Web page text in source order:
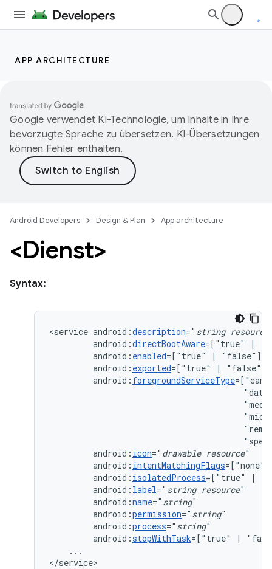
APP ARCHITECTURE
Google verwendet KI-Technologie, um Inhalte in Ihre
bevorzugte Sprache zu übersetzen. KI-Übersetzungen
können Fehler enthalten.
Android Developers Design & Plan App architecture
<Dienst>
Syntax:
<service android:description=" string resource
android:directBootAware=["true"
|
android: enabled=["true" |
android: exported=["true" |
android: foregroundServiceType
android: icon=" drawable resource
android: intentMatchingFlags=["none"
android: isolatedProcess=["true"
|
android: label=" string resource
android:name=" string
android:permission=" string
android:process=" string
android:stopWithTask=["true"
|
...
</service>